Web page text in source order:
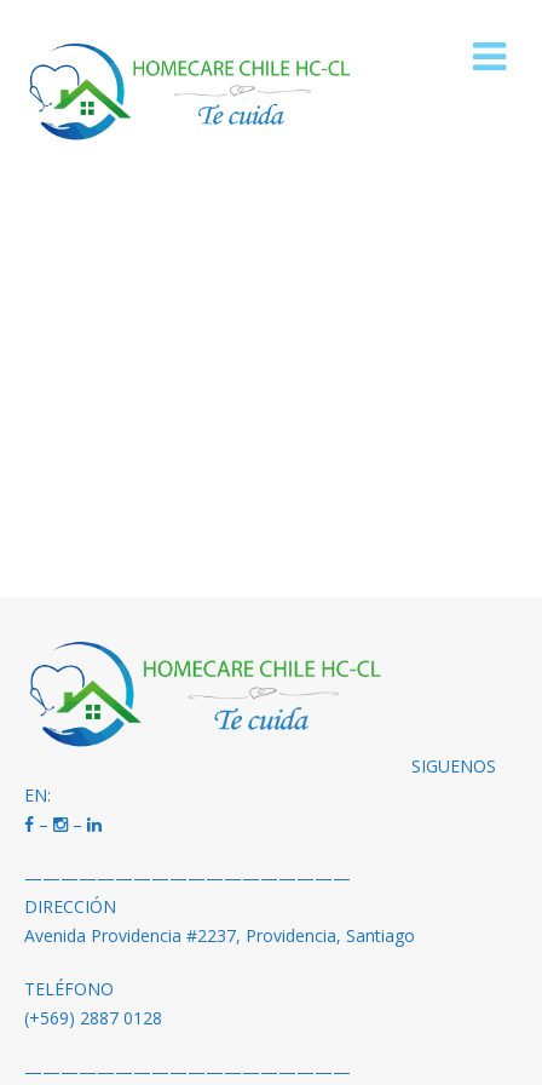
SIGUENOS
EN:
–
–
——————————————————
DIRECCIÓN
Avenida Providencia #2237, Providencia, Santiago
TELÉFONO
(+569) 2887 0128
——————————————————